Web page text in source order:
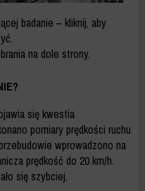
badanie – kliknij, aby
na dole strony.
się kwestia
pomiary prędkości ruchu
wprowadzono na
prędkość do 20 km/h.
się szybciej.